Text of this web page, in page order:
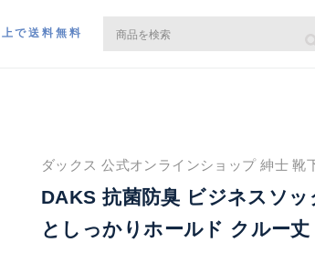
で送料無料
ダックス 公式オンラインショップ 紳士 靴
DAKS 抗菌防臭 ビジネスソ
としっかりホールド クルー